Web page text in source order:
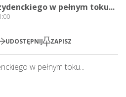
Play w pełnym toku...
UDOSTĘPNIJ ZAPISZ
w pełnym toku...